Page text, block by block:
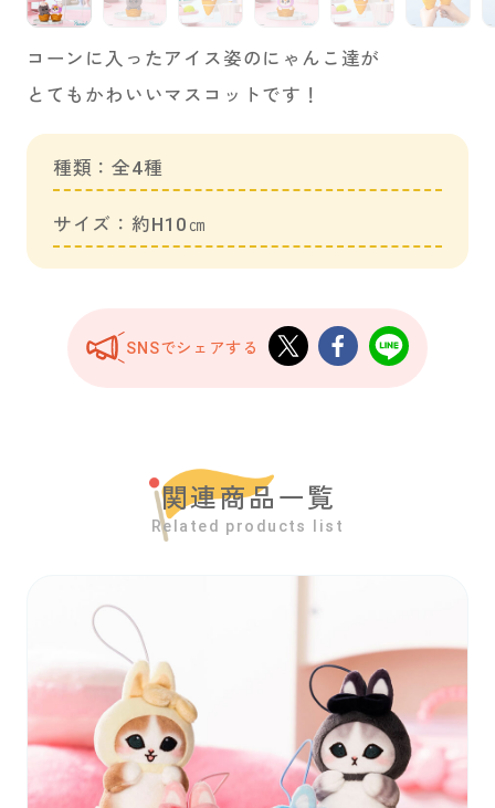
コーンに入ったアイス姿のにゃんこ達が
とてもかわいいマスコットです！
種類：全4種
サイズ：約H10㎝
SNSでシェアする
関連商品一覧
Related products list